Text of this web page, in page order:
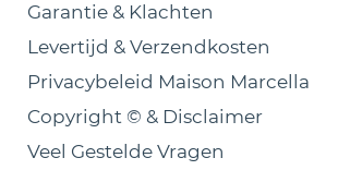
Garantie & Klachten
Levertijd & Verzendkosten
Privacybeleid Maison Marcella
Copyright © & Disclaimer
Veel Gestelde Vragen